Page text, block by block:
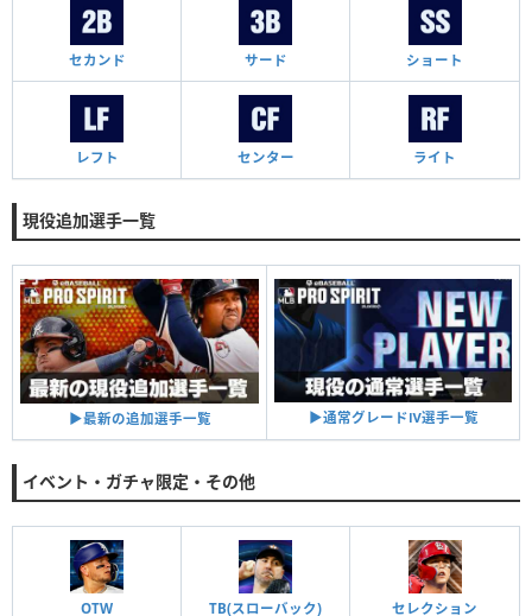
セカンド サード ショート
レフト センター ライト
現役追加選手一覧
▶︎最新の追加選手一覧 ▶︎通常グレードⅣ選手一覧
イベント・ガチャ限定・その他
OTW TB(スローバック) セレクション